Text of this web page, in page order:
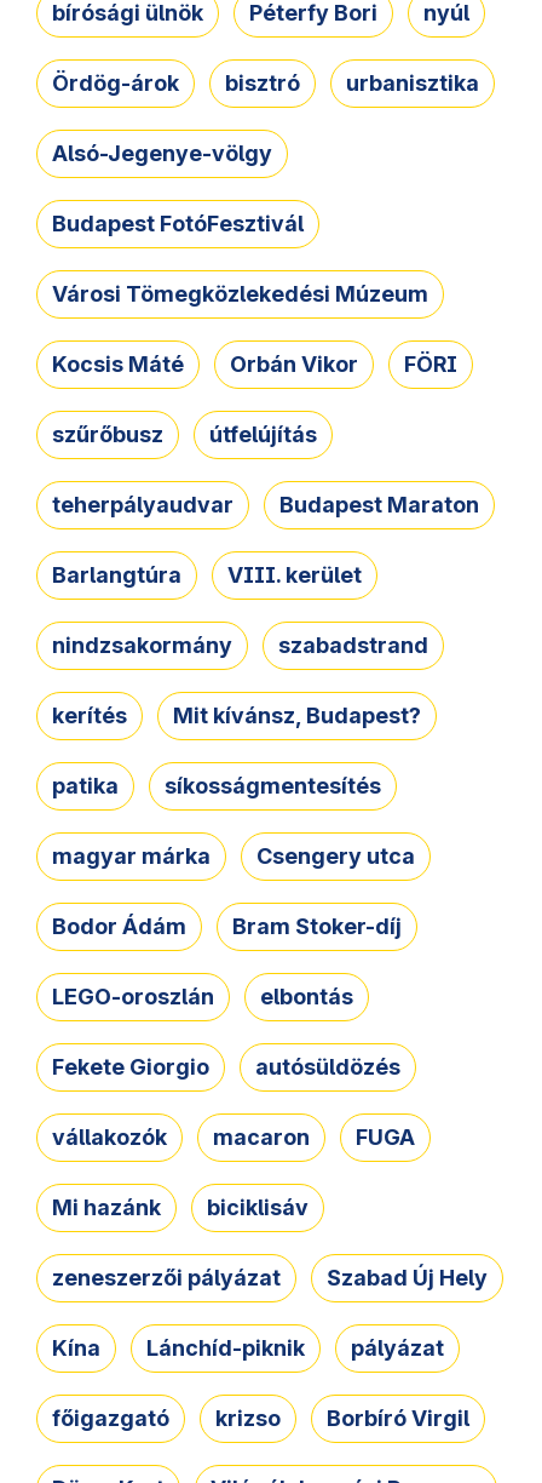
bírósági ülnök Péterfy Bori nyúl
Ördög-árok bisztró urbanisztika
Alsó-Jegenye-völgy
Budapest FotóFesztivál
Városi Tömegközlekedési Múzeum
Kocsis Máté Orbán Vikor FÖRI
szűrőbusz útfelújítás
teherpályaudvar Budapest Maraton
Barlangtúra VIII. kerület
nindzsakormány szabadstrand
kerítés Mit kívánsz, Budapest?
patika síkosságmentesítés
magyar márka Csengery utca
Bodor Ádám Bram Stoker-díj
LEGO-oroszlán elbontás
Fekete Giorgio autósüldözés
vállakozók macaron FUGA
Mi hazánk biciklisáv
zeneszerzői pályázat Szabad Új Hely
Kína Lánchíd-piknik pályázat
főigazgató krizso Borbíró Virgil